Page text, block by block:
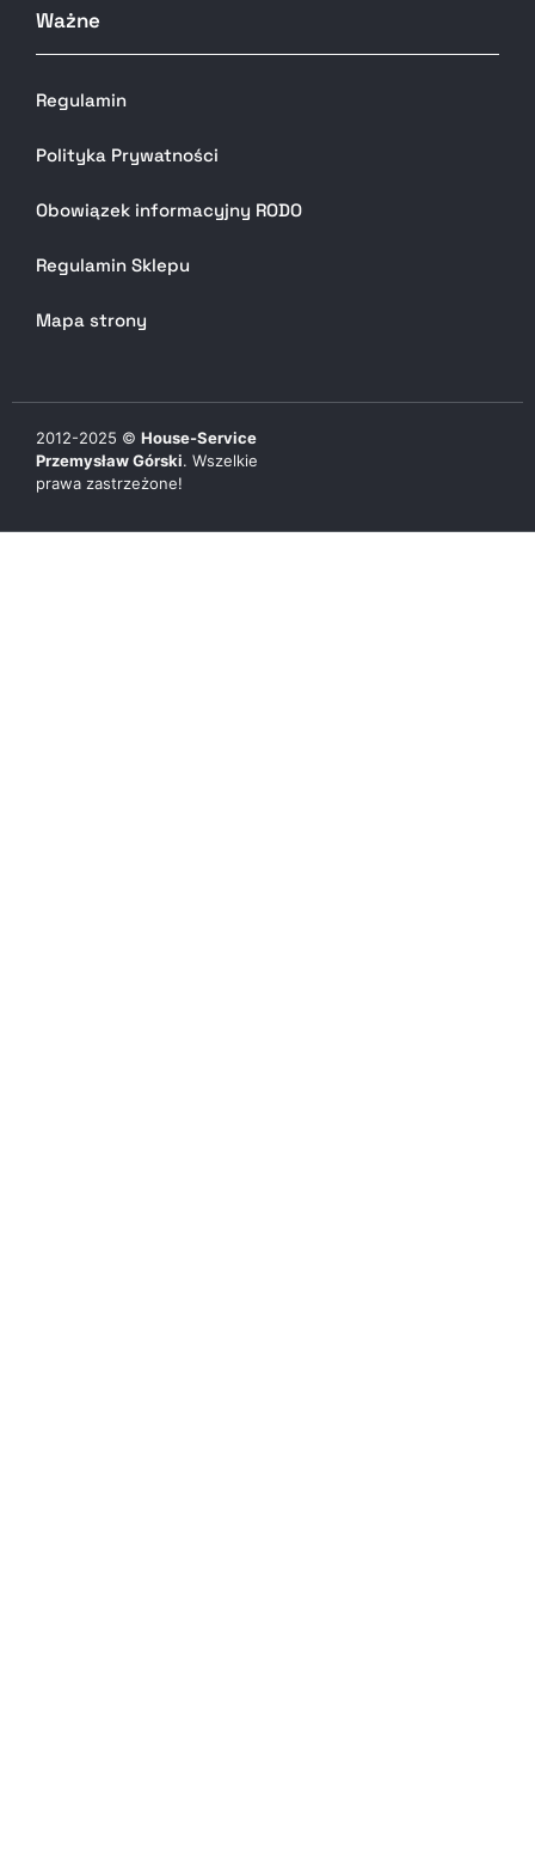
Ważne
Regulamin
Polityka Prywatności
Obowiązek informacyjny RODO
Regulamin Sklepu
Mapa strony
2012-2025 © House-Service
Przemysław Górski. Wszelkie
prawa zastrzeżone!